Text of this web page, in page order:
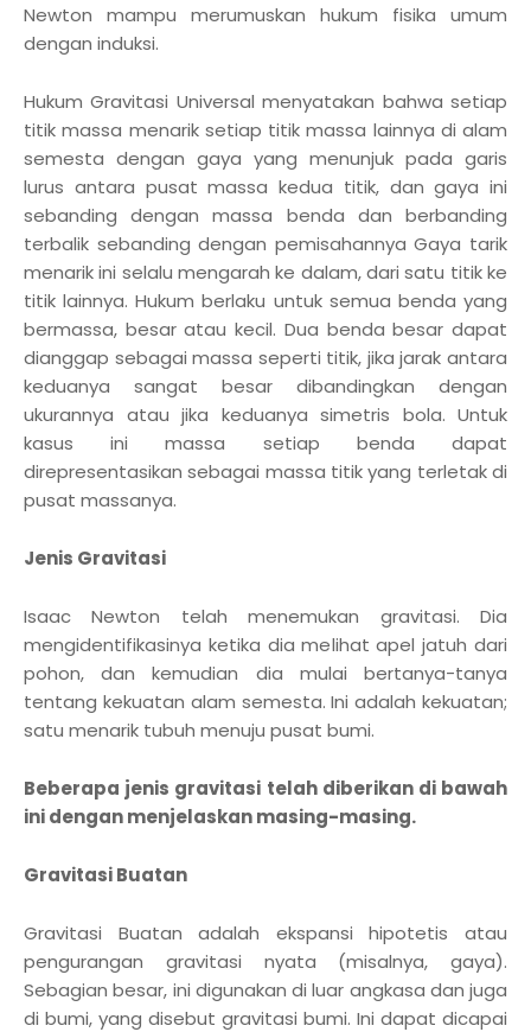
Newton mampu merumuskan hukum fisika umum
dengan induksi.
Hukum Gravitasi Universal menyatakan bahwa setiap
titik massa menarik setiap titik massa lainnya di alam
semesta dengan gaya yang menunjuk pada garis
lurus antara pusat massa kedua titik, dan gaya ini
sebanding dengan massa benda dan berbanding
terbalik sebanding dengan pemisahannya Gaya tarik
menarik ini selalu mengarah ke dalam, dari satu titik ke
titik lainnya. Hukum berlaku untuk semua benda yang
bermassa, besar atau kecil. Dua benda besar dapat
dianggap sebagai massa seperti titik, jika jarak antara
keduanya sangat besar dibandingkan dengan
ukurannya atau jika keduanya simetris bola. Untuk
kasus ini massa setiap benda dapat
direpresentasikan sebagai massa titik yang terletak di
pusat massanya.
Jenis Gravitasi
Isaac Newton telah menemukan gravitasi. Dia
mengidentifikasinya ketika dia melihat apel jatuh dari
pohon, dan kemudian dia mulai bertanya-tanya
tentang kekuatan alam semesta. Ini adalah kekuatan;
satu menarik tubuh menuju pusat bumi.
Beberapa jenis gravitasi telah diberikan di bawah
ini dengan menjelaskan masing-masing.
Gravitasi Buatan
Gravitasi Buatan adalah ekspansi hipotetis atau
pengurangan gravitasi nyata (misalnya, gaya).
Sebagian besar, ini digunakan di luar angkasa dan juga
di bumi, yang disebut gravitasi bumi. Ini dapat dicapai